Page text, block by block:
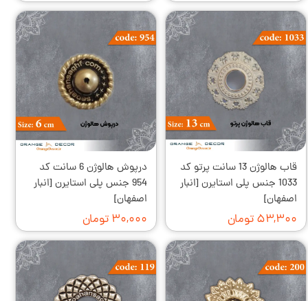
قاب هالوژن 13 سانت پرتو کد
1033 جنس پلی استایرن [انبار
اصفهان]
۵۳,۳۰۰ تومان
درپوش هالوژن 6 سانت کد
954 جنس پلی استایرن [انبار
اصفهان]
۳۰,۰۰۰ تومان